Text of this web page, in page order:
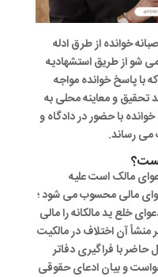
خوانده از طرق ادله
شو از طریق استشهادیه
با پاسخ خوانده مواجه
تحقیق و معاینه محلی به
با حضور در دادگاه و
می رساند.
مالک است علیه
مالی محسوب می شود ؛
خلع ید مالکانه را مالی
آن اختلاف در مالکیت
با فراگیری دفاتر
و بیان ادعای حقوقی